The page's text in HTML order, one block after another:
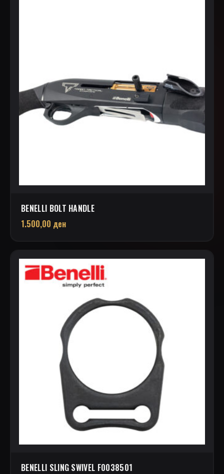
BENELLI BOLT HANDLE
1.500,00 ден
BENELLI SLING SWIVEL F0038501